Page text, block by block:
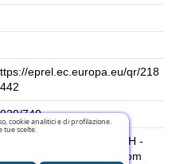
eprel.ec.europa.eu/qr/218
740
Hankook Tire Europe GmbH -
gpsr.support@hankookn.com
cookie analitici e di profilazione.
tue scelte.